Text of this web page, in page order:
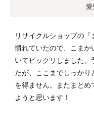
愛
リサイクルショップの
慣れていたので、こまか
いてビックリしました。
たが、ここまでしっか
を得ません。またまと
ようと思います！